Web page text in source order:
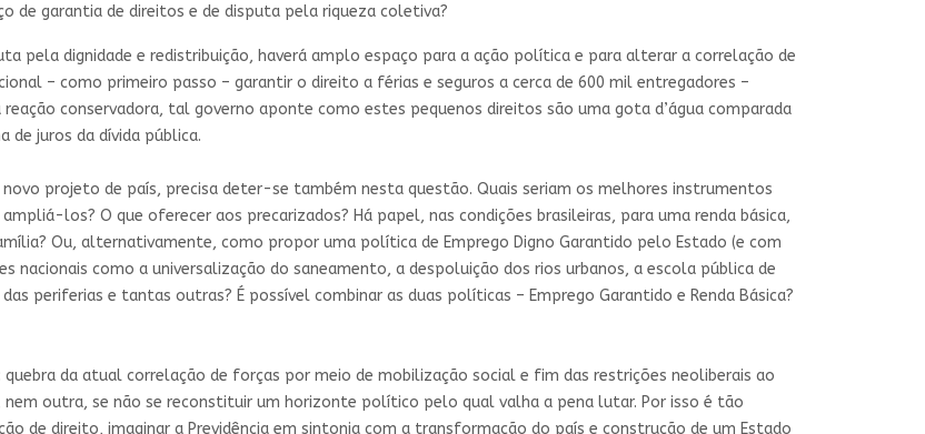
de garantia de direitos e de disputa pela riqueza coletiva?
pela dignidade e redistribuição, haverá amplo espaço para a ação política e para alterar a correlação de
– como primeiro passo – garantir o direito a férias e seguros a cerca de 600 mil entregadores –
reação conservadora, tal governo aponte como estes pequenos direitos são uma gota d’água comparada
juros da dívida pública.
projeto de país, precisa deter-se também nesta questão. Quais seriam os melhores instrumentos
los? O que oferecer aos precarizados? Há papel, nas condições brasileiras, para uma renda básica,
Ou, alternativamente, como propor uma política de Emprego Digno Garantido pelo Estado (e com
nacionais como a universalização do saneamento, a despoluição dos rios urbanos, a escola pública de
periferias e tantas outras? É possível combinar as duas políticas – Emprego Garantido e Renda Básica?
da atual correlação de forças por meio de mobilização social e fim das restrições neoliberais ao
outra, se não se reconstituir um horizonte político pelo qual valha a pena lutar. Por isso é tão
de direito, imaginar a Previdência em sintonia com a transformação do país e construção de um Estado